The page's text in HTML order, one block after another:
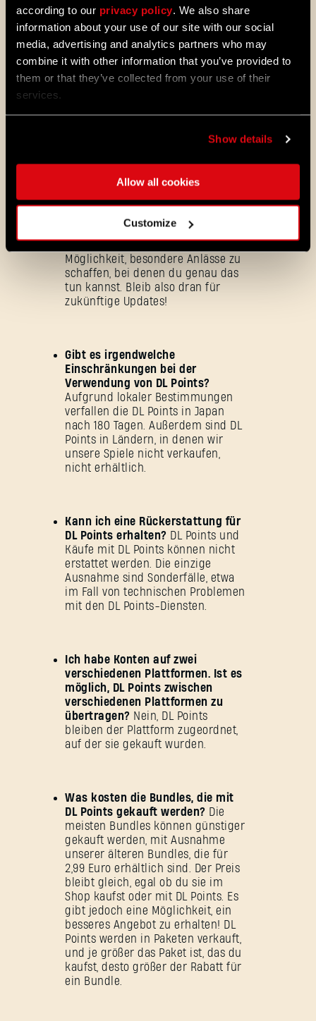
according to our privacy policy. We also share
information about your use of our site with our social
media, advertising and analytics partners who may
combine it with other information that you’ve provided to
them or that they’ve collected from your use of their
services.
Show details
Allow all cookies
Customize
Wie kann ich kostenlose DL Points
einfordern?Rufe im Spiel das
Hauptmenü und dann den Bereich
„Shop“ auf. Dort findest du ein
einzufordern (abhängig von deiner
Kann ich während In-Game-
Events DL Points sammeln?
Start wird es diese Option nicht
geben, aber wir prüfen die
Möglichkeit, besondere Anlässe zu
schaffen, bei denen du genau das
tun kannst. Bleib also dran für
zukünftige Updates!
Gibt es irgendwelche
Einschränkungen bei der
Verwendung von DL Points?
Aufgrund lokaler Bestimmungen
verfallen die DL Points in Japan
nach 180 Tagen. Außerdem sind DL
Points in Ländern, in denen wir
unsere Spiele nicht verkaufen,
nicht erhältlich.
Kann ich eine Rückerstattung für
DL Points erhalten? DL Points und
Käufe mit DL Points können nicht
erstattet werden. Die einzige
Ausnahme sind Sonderfälle, etwa
im Fall von technischen Problemen
mit den DL Points-Diensten.
Ich habe Konten auf zwei
verschiedenen Plattformen. Ist es
möglich, DL Points zwischen
verschiedenen Plattformen zu
übertragen? Nein, DL Points
bleiben der Plattform zugeordnet,
auf der sie gekauft wurden.
Was kosten die Bundles, die mit
DL Points gekauft werden? Die
meisten Bundles können günstiger
gekauft werden, mit Ausnahme
unserer älteren Bundles, die für
2,99 Euro erhältlich sind. Der Preis
bleibt gleich, egal ob du sie im
Shop kaufst oder mit DL Points. Es
gibt jedoch eine Möglichkeit, ein
besseres Angebot zu erhalten! DL
Points werden in Paketen verkauft,
und je größer das Paket ist, das du
kaufst, desto größer der Rabatt für
ein Bundle.
Passwort vergessen?
SUBMIT